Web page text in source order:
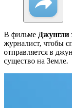
В фильме Джунгли
журналист, чтобы
отправляется в
существо на Земле.